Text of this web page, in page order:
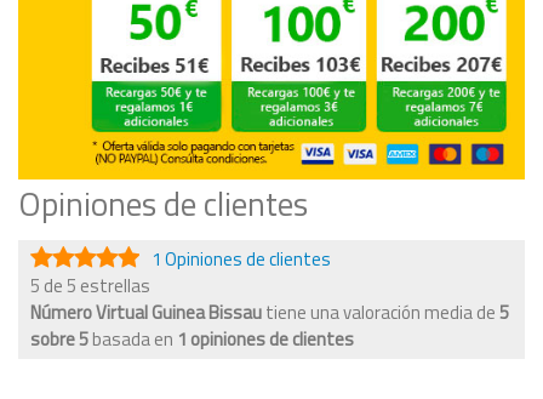
Opiniones de clientes
1 Opiniones de clientes
5 de 5 estrellas
Número Virtual Guinea Bissautiene una valoración media de5
sobre5basada en 1 opiniones de clientes